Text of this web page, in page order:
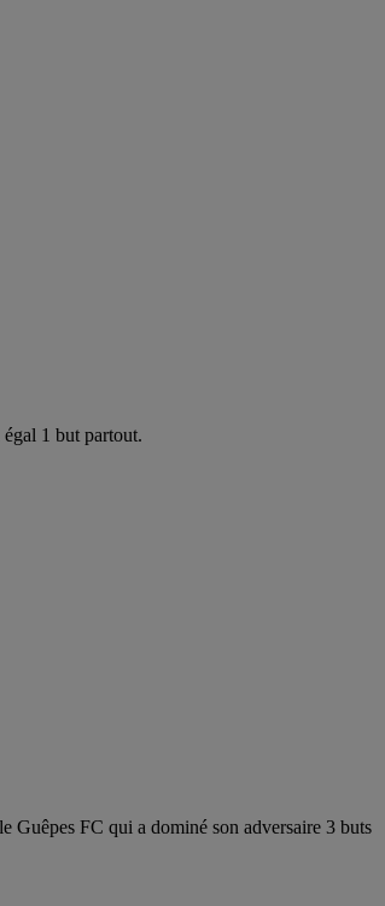
1 but partout.
Guêpes FC qui a dominé son adversaire 3 buts